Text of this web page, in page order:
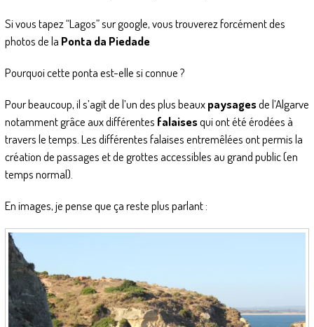
Si vous tapez “Lagos” sur google, vous trouverez forcément des
photos de la Ponta da Piedade
Pourquoi cette ponta est-elle si connue ?
Pour beaucoup, il s’agit de l’un des plus beauxpaysagesde l’Algarve
notamment grâce aux différentes falaisesqui ont été érodées à
travers le temps. Les différentes falaises entremêlées ont permis la
création de passages et de grottes accessibles au grand public (en
temps normal).
En images, je pense que ça reste plus parlant :